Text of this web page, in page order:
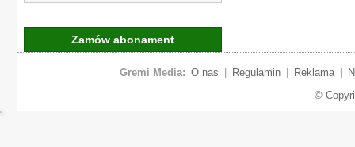
Zamów abonament
Gremi Media: O nas Regulamin Reklama
©